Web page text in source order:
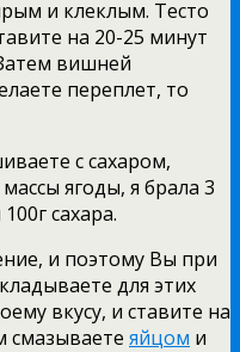
и клеклым. Тесто
на 20-25 минут
вишней
переплет, то
с сахаром,
ягоды, я брала 3
сахара.
и поэтому Вы при
для этих
вкусу, и ставите на
смазываете яйцом и